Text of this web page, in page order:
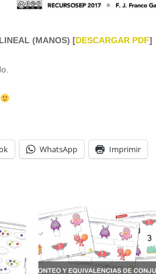
(MANOS) [DESCARGAR PDF]
WhatsApp Imprimir